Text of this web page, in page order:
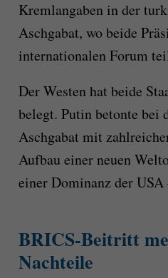
Kremlangaben in der
Aschgabat, wo beide
internationalen Forum
Der Westen hat beide
belegt. Putin betonte bei
Aschgabat mit
Aufbau einer neuen
einer Dominanz der
BRICS-Beitritt
Nachteile